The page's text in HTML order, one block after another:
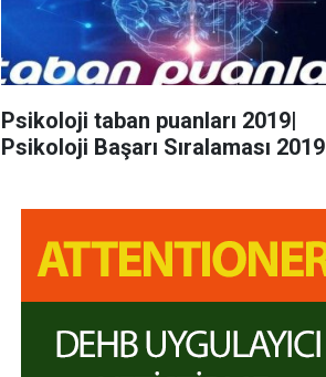
Psikoloji taban puanları 2019|
Psikoloji Başarı Sıralaması 2019